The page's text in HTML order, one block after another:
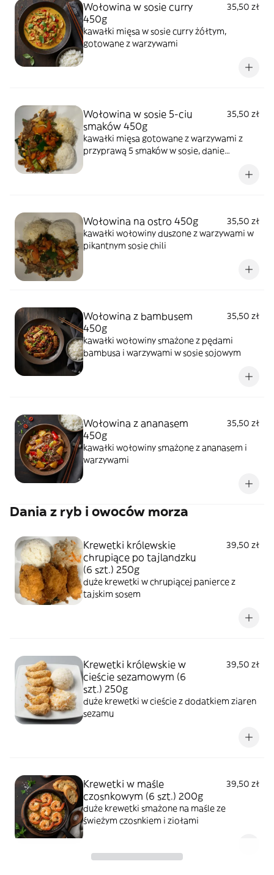
Wołowina w sosie curry
450g
35,50 zł
kawałki mięsa w sosie curry żółtym,
gotowane z warzywami
Wołowina w sosie 5-ciu
smaków 450g
35,50 zł
kawałki mięsa gotowane z warzywami z
przyprawą 5 smaków w sosie, danie
Wołowina na ostro 450g
35,50 zł
kawałki wołowiny duszone z warzywami w
pikantnym sosie chili
Wołowina z bambusem
450g
35,50 zł
kawałki wołowiny smażone z pędami
bambusa i warzywami w sosie sojowym
Wołowina z ananasem
450g
35,50 zł
kawałki wołowiny smażone z ananasem i
warzywami
Dania z ryb i owoców morza
Krewetki królewskie
chrupiące po tajlandzku
(6 szt.) 250g
39,50 zł
duże krewetki w chrupiącej panierce z
tajskim sosem
Krewetki królewskie w
cieście sezamowym (6
szt.) 250g
39,50 zł
duże krewetki w cieście z dodatkiem ziaren
sezamu
Krewetki w maśle
czosnkowym (6 szt.) 200g
39,50 zł
duże krewetki smażone na maśle ze
świeżym czosnkiem i ziołami